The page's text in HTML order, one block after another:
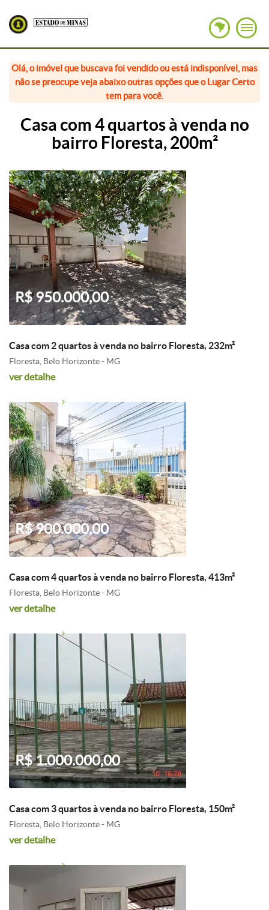
Olá, o imóvel que buscava foi vendido ou está indisponível, mas
não se preocupe veja abaixo outras opções que o Lugar Certo
tem para você.
Casa com 4 quartos à venda no
bairro Floresta, 200m²
R$ 950.000,00
Casa com 2 quartos à venda no bairro Floresta, 232m²
Floresta, Belo Horizonte - MG
ver detalhe
R$ 900.000,00
Casa com 4 quartos à venda no bairro Floresta, 413m²
Floresta, Belo Horizonte - MG
ver detalhe
R$ 1.000.000,00
Casa com 3 quartos à venda no bairro Floresta, 150m²
Floresta, Belo Horizonte - MG
ver detalhe